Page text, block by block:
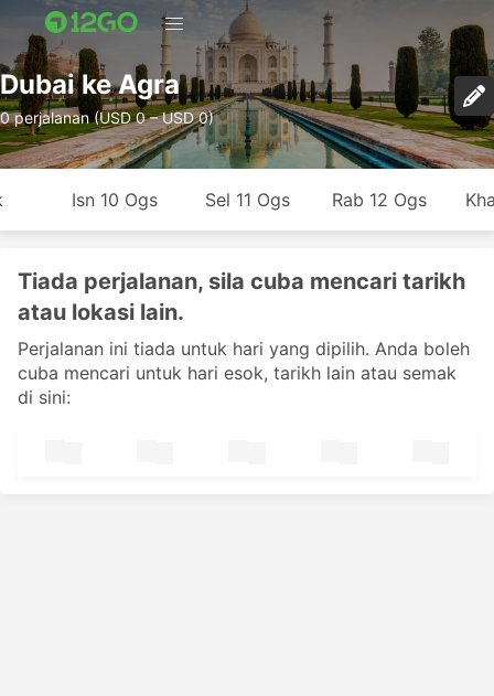
Dubai ke Agra
0 perjalanan (USD 0 – USD 0)
Isn 10 Ogs Sel 11 Ogs Rab 12 Ogs
Tiada perjalanan, sila cuba mencari tarikh
atau lokasi lain.
Perjalanan ini tiada untuk hari yang dipilih. Anda boleh
cuba mencari untuk hari esok, tarikh lain atau semak
di sini: